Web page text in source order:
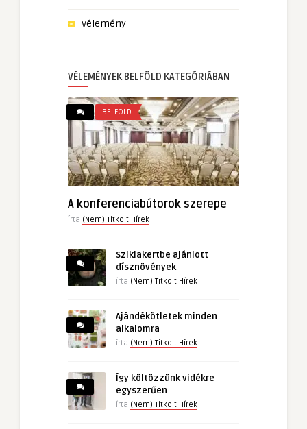
Vélemény
VÉLEMÉNYEK BELFÖLD KATEGÓRIÁBAN
BELFÖLD
A konferenciabútorok szerepe
Írta (Nem) Titkolt Hírek
Sziklakertbe ajánlott
dísznövények
írta (Nem) Titkolt Hírek
Ajándékötletek minden
alkalomra
írta (Nem) Titkolt Hírek
Így költözzünk vidékre
egyszerűen
írta (Nem) Titkolt Hírek